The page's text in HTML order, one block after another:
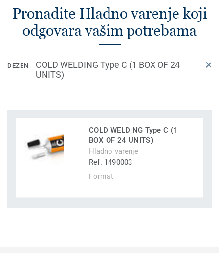
Pronađite Hladno varenje koji
odgovara vašim potrebama
DEZEN
COLD WELDING Type C (1 BOX OF 24
UNITS)
COLD WELDING Type C (1
BOX OF 24 UNITS)
Hladno varenje
Ref. 1490003
Format